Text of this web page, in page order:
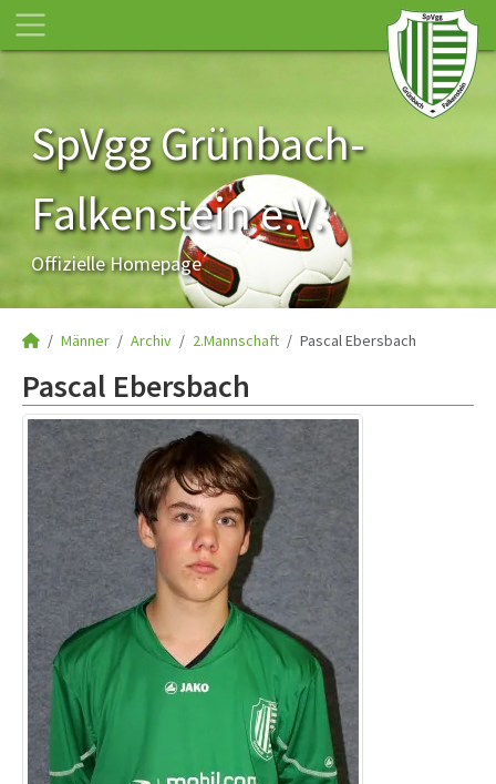
SpVgg Grünbach-
Falkenstein e.V.
Offizielle Homepage
Männer Archiv 2.Mannschaft Pascal Ebersbach
Pascal Ebersbach